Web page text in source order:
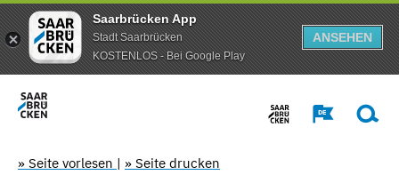
Saarbrücken App
Stadt Saarbrücken
KOSTENLOS - Bei Google Play
ANSEHEN
» Seite vorlesen | » Seite drucken